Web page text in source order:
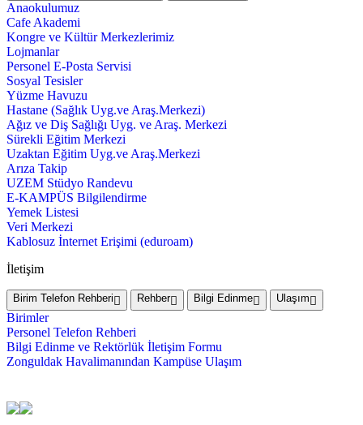
Anaokulumuz
Cafe Akademi
Kongre ve Kültür Merkezlerimiz
Lojmanlar
Personel E-Posta Servisi
Sosyal Tesisler
Yüzme Havuzu
Hastane (Sağlık Uyg.ve Araş.Merkezi)
Ağız ve Diş Sağlığı Uyg. ve Araş. Merkezi
Sürekli Eğitim Merkezi
Uzaktan Eğitim Uyg.ve Araş.Merkezi
Arıza Takip
UZEM Stüdyo Randevu
E-KAMPÜS Bilgilendirme
Yemek Listesi
Veri Merkezi
Kablosuz İnternet Erişimi (eduroam)
İletişim
Birim Telefon Rehberi Rehber Bilgi Edinme Ulaşım
Birimler
Personel Telefon Rehberi
Bilgi Edinme ve Rektörlük İletişim Formu
Zonguldak Havalimanından Kampüse Ulaşım